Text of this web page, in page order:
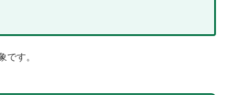
です。